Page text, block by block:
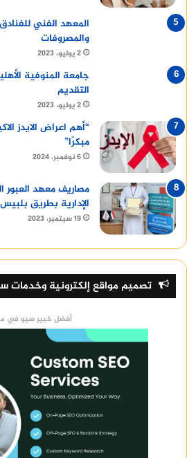
المعهد الفني
والمصروفات
2 يوليو، 2023
جامعة المنوفية
التقديم
2 يوليو، 2023
“أهم اعراض الايدز
مبكرًا”
6 نوفمبر، 2024
مصاريف معهد العبور
الإدارية بطريق بلبيس
19 سبتمبر، 2023
تصميم مواقع إلكترونية وخدمات
أفضل خبير سيو في